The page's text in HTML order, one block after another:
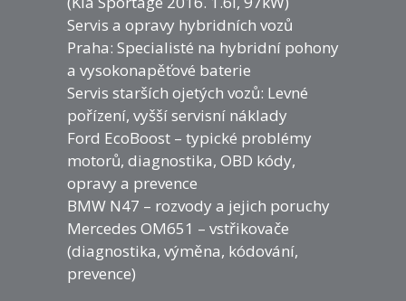
Servis a opravy hybridních vozů
Praha: Specialisté na hybridní pohony
a vysokonapěťové baterie
Servis starších ojetých vozů: Levné
pořízení, vyšší servisní náklady
Ford EcoBoost – typické problémy
motorů, diagnostika, OBD kódy,
opravy a prevence
BMW N47 – rozvody a jejich poruchy
Mercedes OM651 – vstřikovače
(diagnostika, výměna, kódování,
prevence)